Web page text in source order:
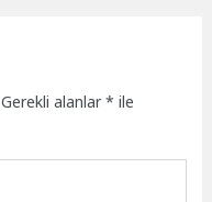
Gerekli alanlar* ile